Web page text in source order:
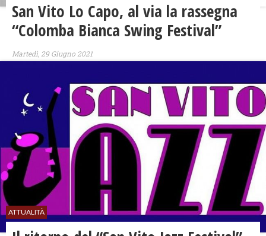
San Vito Lo Capo, al via la rassegna
“Colomba Bianca Swing Festival”
Martedì, 29 Giugno 2021
ATTUALITÀ